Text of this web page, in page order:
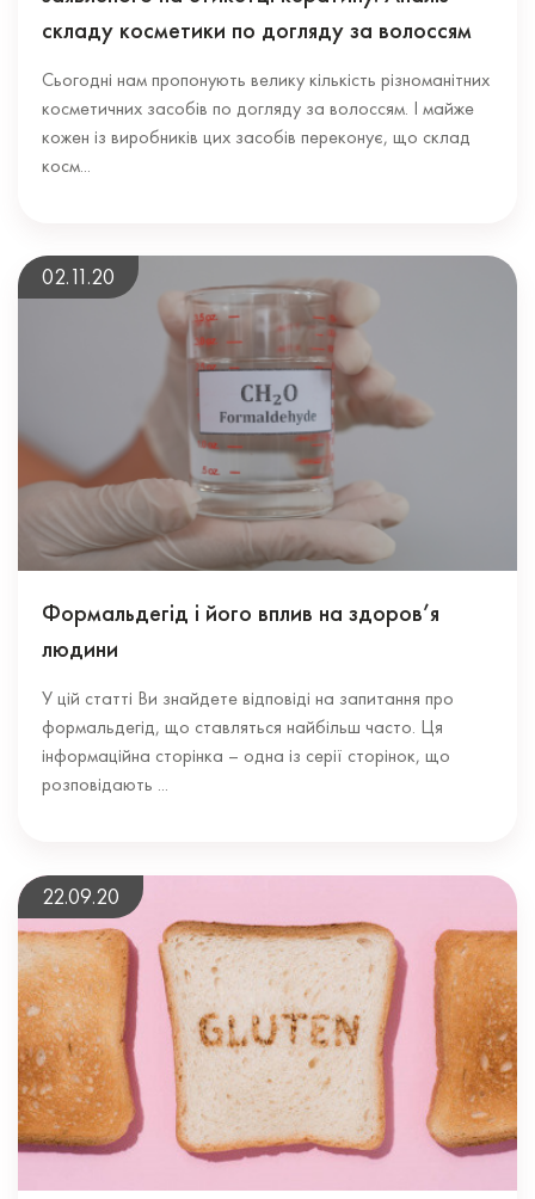
складу косметики по догляду за волоссям
Сьогодні нам пропонують велику кількість різноманітних
косметичних засобів по догляду за волоссям. І майже
кожен із виробників цих засобів переконує, що склад
косм...
02.11.20
Формальдегід і його вплив на здоров’я
людини
У цій статті Ви знайдете відповіді на запитання про
формальдегід, що ставляться найбільш часто. Ця
інформаційна сторінка – одна із серії сторінок, що
розповідають ...
22.09.20